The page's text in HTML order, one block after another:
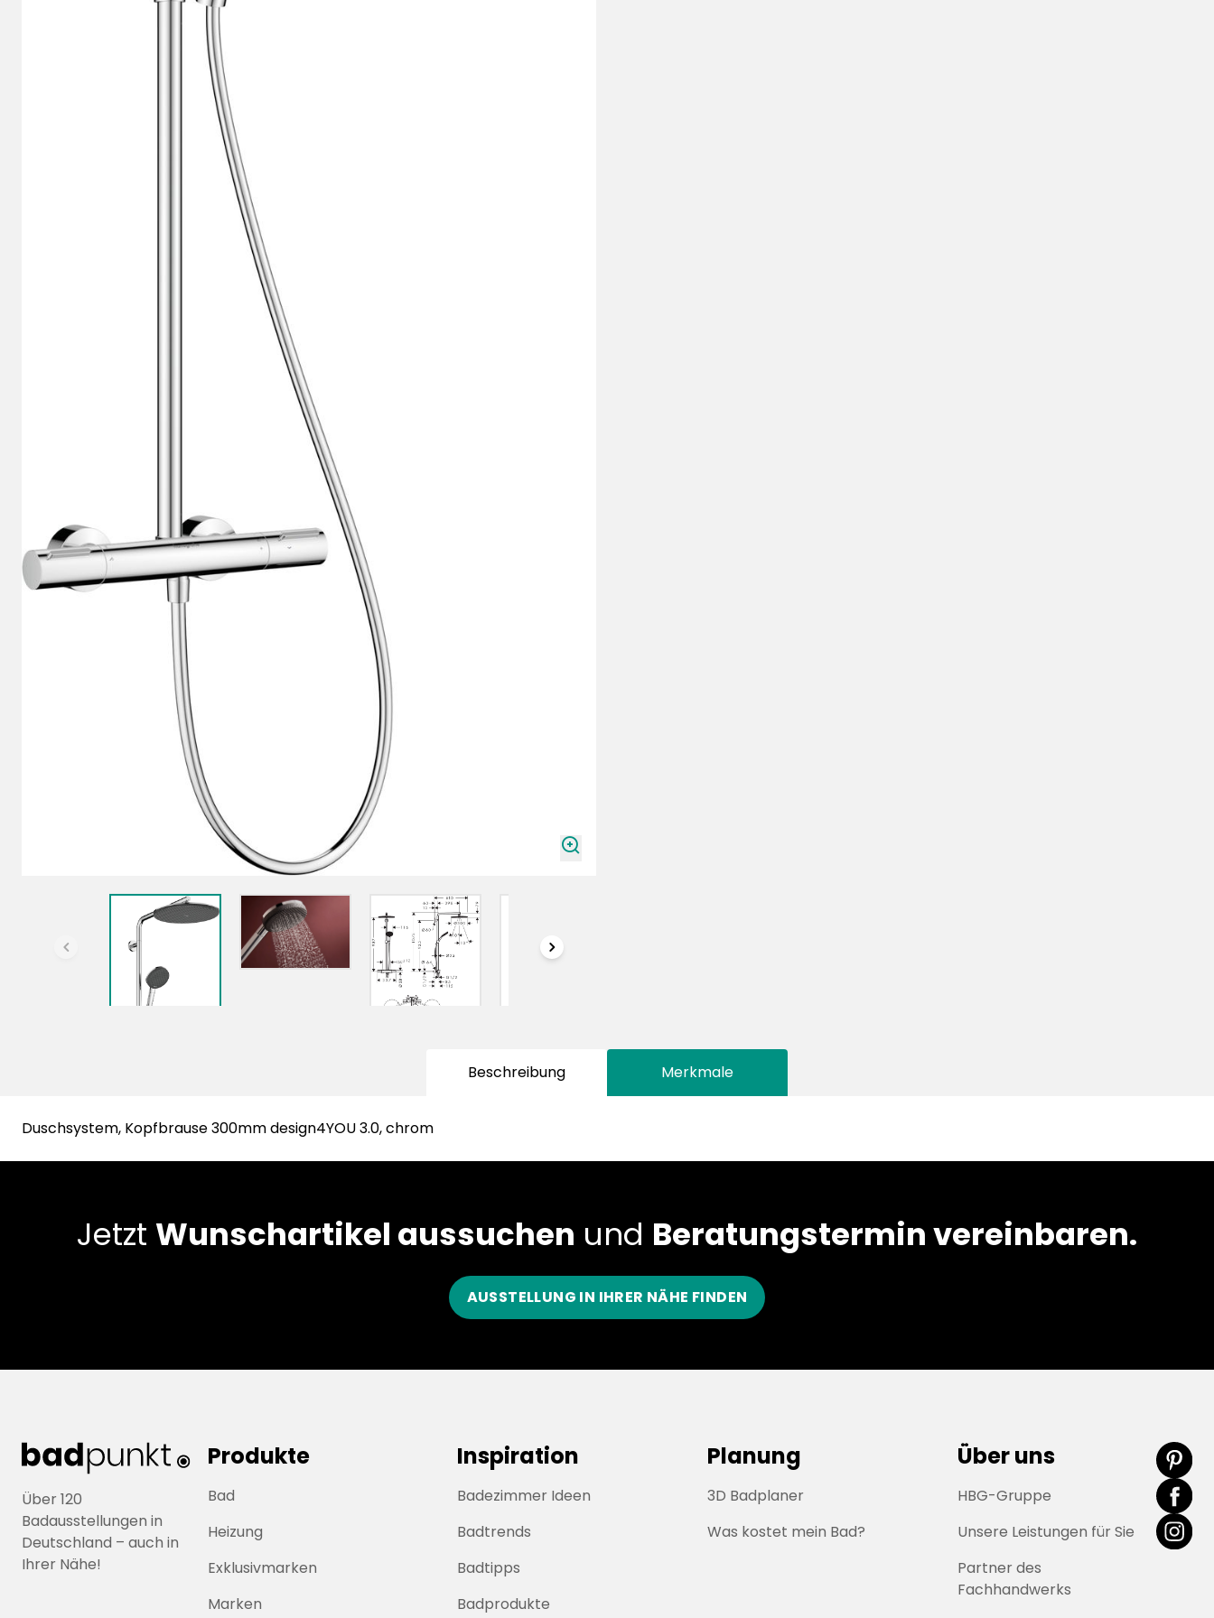
zoomIn
chevronLeft chevronRight
Beschreibung Merkmale
Duschsystem, Kopfbrause 300mm design4YOU 3.0, chrom
Jetzt Wunschartikel aussuchen und Beratungstermin vereinbaren.
AUSSTELLUNG IN IHRER NÄHE FINDEN
Über 120
Badausstellungen in
Deutschland – auch in
Ihrer Nähe!
Produkte
Bad
Heizung
Exklusivmarken
Marken
Inspiration
Badezimmer Ideen
Badtrends
Badtipps
Badprodukte
Planung
3D Badplaner
Was kostet mein Bad?
Über uns
HBG-Gruppe
Unsere Leistungen für Sie
Partner des
Fachhandwerks